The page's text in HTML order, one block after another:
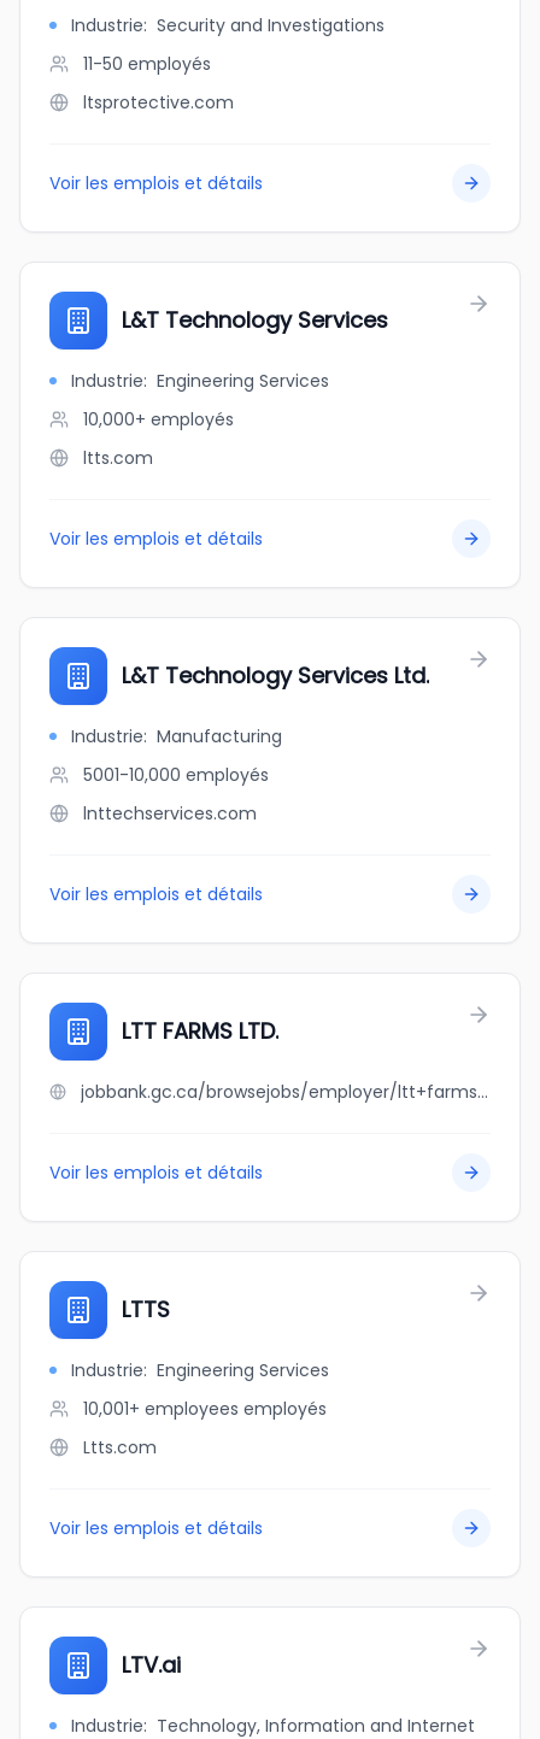
Industrie: Security and Investigations
11-50 employés
ltsprotective.com
Voir les emplois et détails
L&T Technology Services
Industrie: Engineering Services
10,000+ employés
ltts.com
Voir les emplois et détails
L&T Technology Services Ltd.
Industrie: Manufacturing
5001-10,000 employés
lnttechservices.com
Voir les emplois et détails
LTT FARMS LTD.
jobbank.gc.ca/browsejobs/employer/ltt+farms+ltd./ca
Voir les emplois et détails
LTTS
Industrie: Engineering Services
10,001+ employees employés
Ltts.com
Voir les emplois et détails
LTV.ai
Industrie: Technology, Information and Internet